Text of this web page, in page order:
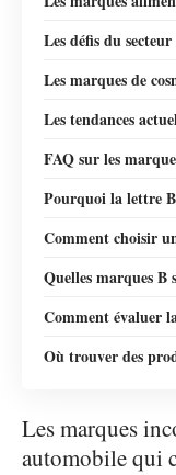
Les défis du
Les marques de
Les tendances
FAQ sur les
Pourquoi la lettre
Comment choisir
Quelles marques B
Comment évaluer
Où trouver des
Les marques
automobile qui